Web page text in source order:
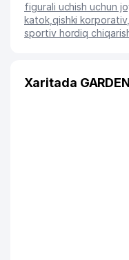
figurali uchish uchun
katok, qishki korporativ,
sportiv hordiq
Xaritada